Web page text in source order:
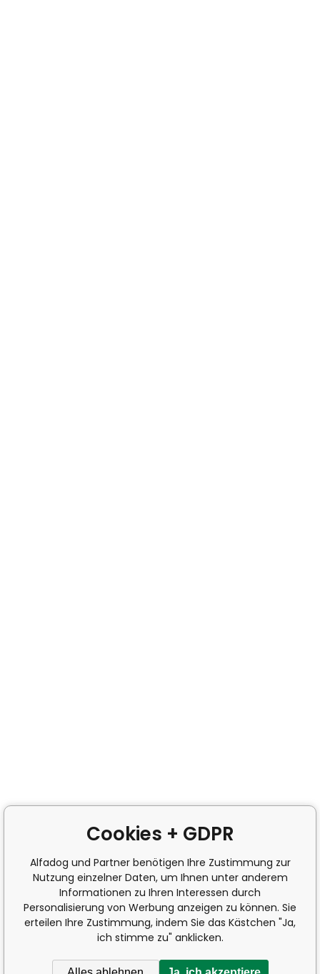
Cookies + GDPR
Alfadog und Partner benötigen Ihre Zustimmung zur
Nutzung einzelner Daten, um Ihnen unter anderem
Informationen zu Ihren Interessen durch
Personalisierung von Werbung anzeigen zu können. Sie
erteilen Ihre Zustimmung, indem Sie das Kästchen "Ja,
ich stimme zu" anklicken.